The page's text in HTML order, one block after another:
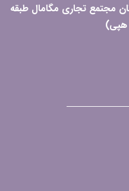
مجتمع تجاری مگامال طبقه